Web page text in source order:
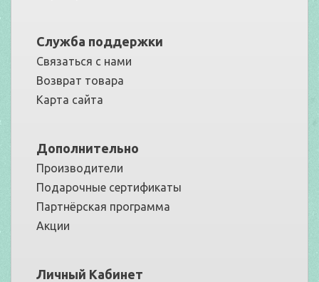
Служба поддержки
Связаться с нами
Возврат товара
Карта сайта
Дополнительно
Производители
Подарочные сертификаты
Партнёрская программа
Акции
Личный Кабинет